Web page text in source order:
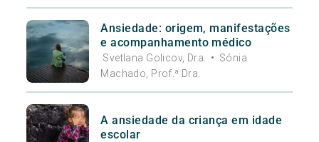
Ansiedade: origem, manifestações
e acompanhamento médico
Svetlana Golicov, Dra. • Sónia
Machado, Prof.ª Dra.
A ansiedade da criança em idade
escolar